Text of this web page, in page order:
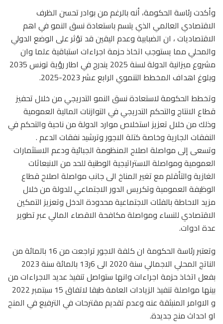
وأكدت رئاسة الحكومة، أنه بالرغم من بوادر تحسن الظرف
الاقتصادي العالمي الذي يتسم باستعادة نسق النمو في اهم
الاقتصاديات ، ان الضبابية وعدم اليقين قد تؤثر على الوضع الدولي
والمحلي مما يستوجب اتخاذ حزمة اجراءات استباقية علما وان
مشروع ميزانية الدولة لسنة 2025 يندرج في اطار رؤية تونس 2035
وبلوغ اهداف المخطط التنموي الرابع عشر 2023-2025.
وتخطط الحكومة لاستعادة نسق النمو التدريجي من خلال تحفيز
قطاع الانتاج والتحكم التدريجي في التوازنات المالية العمومية
وذلك من خلال تعزيز استخلاص موارد الدولة من ناحية والتحكم في
النفقات الجارية وخاصة كتلة الاجور وترشيد نفقات الدعم .
وتسعى إلى مواصلة اصلاح المنظومة الجبائية ودعم الاستثمارات
العمومية ومواصلة الاستراتيجية الوطنية للحد من الانبعاثات
الغازية والتأقلم مع تغير المناخ الى جانب مواصلة اصلاح قطاع
الوظيفة العمومية وتكريس الدور الاجتماعي للدولة من خلال
مزيد الاحاطة بالفئات الاجتماعية محدودة الدخل وتعزيز التمكين
الاقتصادي للنساء ومواصلة مكافحة الاقصاء المالي عبر تطوير
عدة ادوات.
وتعتبر رئاسة الحكومة ان كلفة الاجور تراجعت من 16 بالمائة من
الناتج المحلي الاجمالي سنة 2020 الى 6ر13 بالمائة سنة 2023
بفعل اتخاذ حزمة اجراءات وانها ستواصل تنفيذ عديد الاجراءات من
بينها مواصلة تنفيذ الزيادات العامة طبقا لاتفاق 15 سبتمبر 2022
و الاوامر المنبثقة عنه وعدم تقديم مقترحات في الترفيع في المنح
او احداث منح جديدة.